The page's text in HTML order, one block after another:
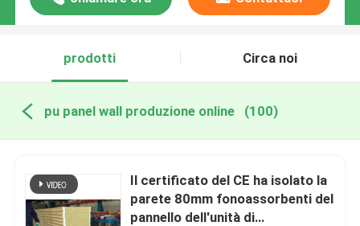
prodotti Circa noi
pu panel wall produzione online (100)
Il certificato del CE ha isolato la
parete 80mm fonoassorbenti del
pannello dell'unità di